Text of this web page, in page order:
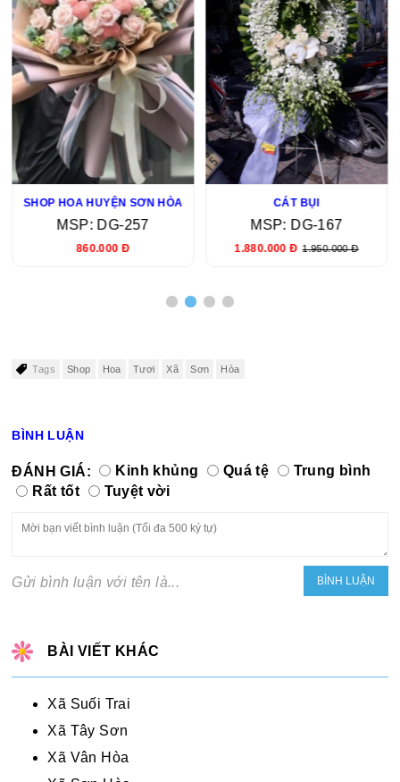
SHOP HOA HUYỆN SƠN HÒA
MSP: DG-257
860.000 Đ
CÁT BỤI
MSP: DG-167
1.880.000 Đ 1.950.000 Đ
Tags Shop Hoa Tươi Xã Sơn Hòa
BÌNH LUẬN
ĐÁNH GIÁ: Kinh khủng Quá tệ
Trung bình
Rất tốt
Tuyệt vời
Gửi bình luận với tên là...
BÀI VIẾT KHÁC
Xã Suối Trai
Xã Tây Sơn
Xã Vân Hòa